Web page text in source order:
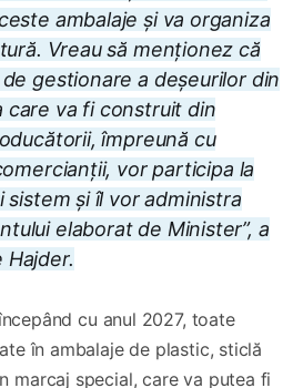
ambalaje și va organiza
Vreau să menționez că
gestionare a deșeurilor din
care va fi construit din
împreună cu
vor participa la
și îl vor administra
elaborat de Minister”, a
cu anul 2027, toate
în ambalaje de plastic, sticlă
marcaj special, care va putea fi